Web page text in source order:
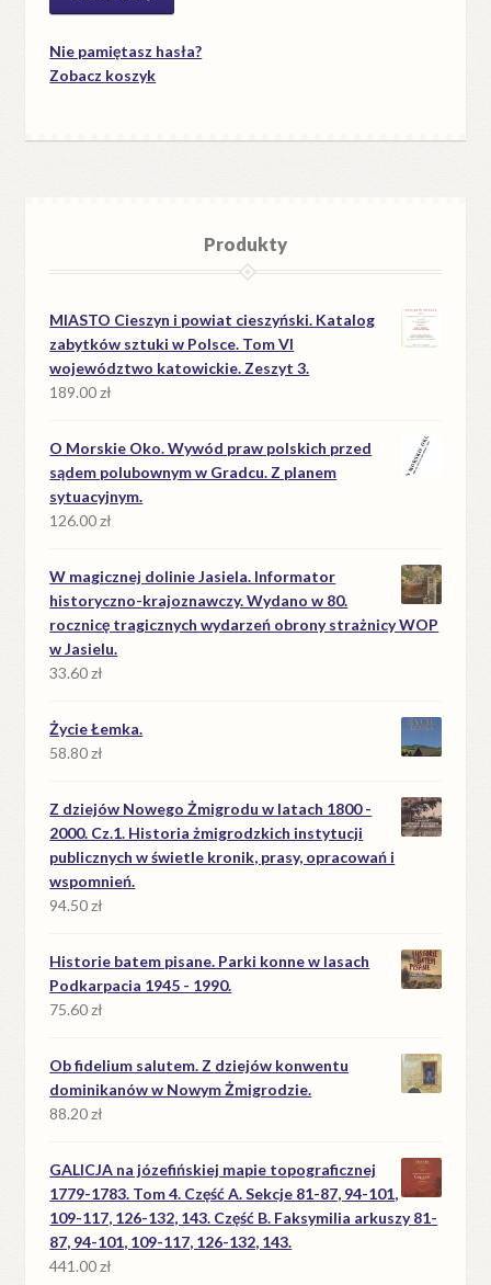
Nie pamiętasz hasła?
Zobacz koszyk
Produkty
MIASTO Cieszyn i powiat cieszyński. Katalog
zabytków sztuki w Polsce. Tom VI
województwo katowickie. Zeszyt 3.
189.00zł
O Morskie Oko. Wywód praw polskich przed
sądem polubownym w Gradcu. Z planem
sytuacyjnym.
126.00zł
W magicznej dolinie Jasiela. Informator
historyczno-krajoznawczy. Wydano w 80.
rocznicę tragicznych wydarzeń obrony strażnicy WOP
w Jasielu.
33.60zł
Życie Łemka.
58.80zł
Z dziejów Nowego Żmigrodu w latach 1800 -
2000. Cz.1. Historia żmigrodzkich instytucji
publicznych w świetle kronik, prasy, opracowań i
wspomnień.
94.50zł
Historie batem pisane. Parki konne w lasach
Podkarpacia 1945 - 1990.
75.60zł
Ob fidelium salutem. Z dziejów konwentu
dominikanów w Nowym Żmigrodzie.
88.20zł
GALICJA na józefińskiej mapie topograficznej
1779-1783. Tom 4. Część A. Sekcje 81-87, 94-101,
109-117, 126-132, 143. Część B. Faksymilia arkuszy 81-
87, 94-101, 109-117, 126-132, 143.
441.00zł